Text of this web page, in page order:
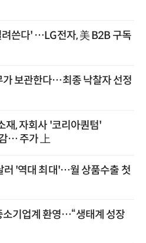
쓴다' …LG전자, 美 B2B 구독
가 보관한다…최종 낙찰자 선정
재, 자회사 '코리아퀀텀'
… 주가 上
러 '역대 최대'…월 상품수출 첫
기업계 환영…“생태계 성장